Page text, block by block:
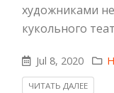
художниками
кукольного
Jul 8, 2020
ЧИТАТЬ ДАЛЕЕ